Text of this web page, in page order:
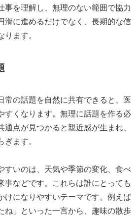
事を理解し、無理のない範囲で協力
滑に進めるだけでなく、長期的な信
ります。
常の話題を自然に共有できると、医
すくなります。無理に話題を作る必
通点が見つかると親近感が生まれ、
ます。
すいのは、天気や季節の変化、食べ
事などです。これらは誰にとっても
けになりやすいテーマです。例えば
ね」といった一言から、趣味の散歩